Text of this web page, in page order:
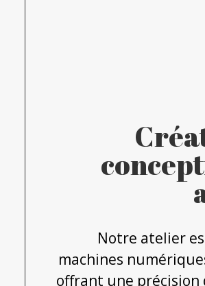
Notre atelier
machines
offrant une précision